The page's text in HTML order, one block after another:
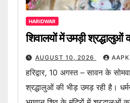
HARIDWAR
शिवालयों में उमड़ी श्रद्धालुओं
AUGUST 10, 2026
हरिद्वार, 10 अगस्त – सावन के
श्रद्धालुओं की भीड़ उमड़ रही है।